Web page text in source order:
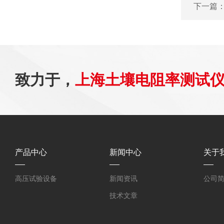
下一篇：
致力于， 上海土壤电阻率测试
产品中心
高压试验设备
新闻中心
新闻资讯
技术文章
关于
公司